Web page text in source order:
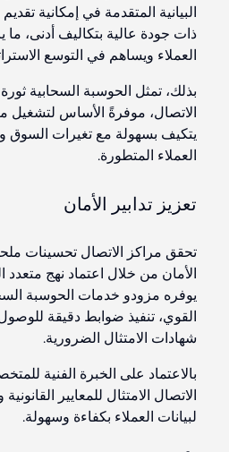
البيانية المتقدمة في إمكانية
ذات جودة عالية بتكاليف أدنى،
العملاء ويساهم في التوسع
بذلك، تمثل الحوسبة السحابية
الاتصال، موفرةً الأساس لتشغيل
يتكيف بسهولة مع تغيرات السوق
العملاء المتطورة.
تعزيز تدابير الأمان
تحقق مراكز الاتصال تحسينات
الأمان من خلال اعتماد نهج متعدد
يوفره مزودو خدمات الحوسبة
القوي، تنفيذ ضوابط دقيقة
شهادات الامتثال الضرورية.
بالاعتماد على الخبرة الفنية
الاتصال الامتثال للمعايير
لبيانات العملاء بكفاءة وسهولة.